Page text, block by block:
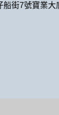
船街7號寶業大